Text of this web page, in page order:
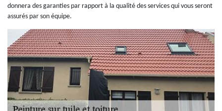
donnera des garanties par rapport à la qualité des services qui vous seront
assurés par son équipe.